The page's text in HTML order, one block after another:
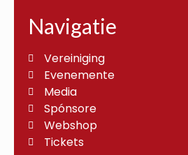
Navigatie
Vereiniging
Evenemente
Media
Spónsore
Webshop
Tickets